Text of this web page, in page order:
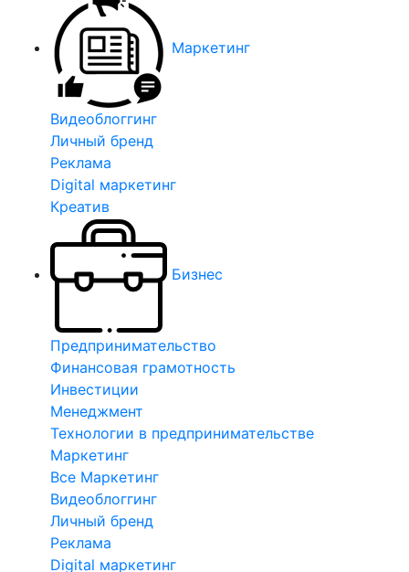
Маркетинг
Видеоблоггинг
Личный бренд
Реклама
Digital маркетинг
Креатив
Бизнес
Предпринимательство
Финансовая грамотность
Инвестиции
Менеджмент
Технологии в предпринимательстве
Маркетинг
Все Маркетинг
Видеоблоггинг
Личный бренд
Реклама
Digital маркетинг